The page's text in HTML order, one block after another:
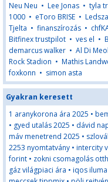
Neu Neu • Lee Jonas • tyla
1000 • eToro BRISE •
Tjelta • finanszírozás •
Bitfinex trustpilot • ves el •
demarcus walker • Al Di
Rock Stadion • Mathis
foxkonn • simon asta
Gyakran keresett
1 aranykorona ára 2025 •
• gyed utalás 2025 • dávid
máv menetrend 2025 •
2253 nyomtatvány • intercity
forint • zokni csomagolás
gáz világpiaci ára • iqos